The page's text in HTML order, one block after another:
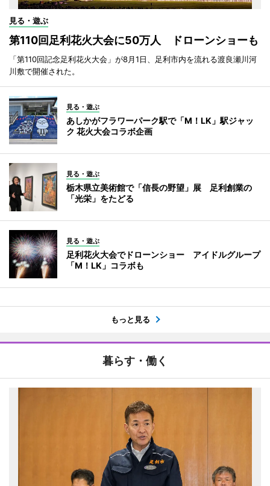
見る・遊ぶ
第110回足利花火大会に50万人 ドローンショーも
「第110回記念足利花火大会」が8月1日、足利市内を流れる渡良瀬川河
川敷で開催された。
見る・遊ぶ
あしかがフラワーパーク駅で「M！LK」駅ジャッ
ク 花火大会コラボ企画
見る・遊ぶ
栃木県立美術館で「信長の野望」展 足利創業の
「光栄」をたどる
見る・遊ぶ
足利花火大会でドローンショー アイドルグループ
「M！LK」コラボも
もっと見る
暮らす・働く